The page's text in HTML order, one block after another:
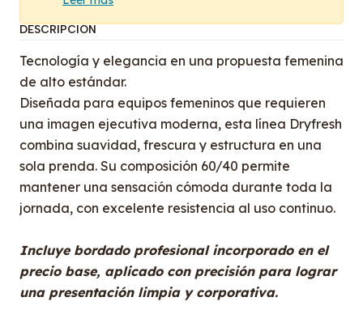
DESCRIPCIÓN
Tecnología y elegancia en una propuesta femenina
de alto estándar.
Diseñada para equipos femeninos que requieren
una imagen ejecutiva moderna, esta línea Dryfresh
combina suavidad, frescura y estructura en una
sola prenda. Su composición 60/40 permite
mantener una sensación cómoda durante toda la
jornada, con excelente resistencia al uso continuo.
Incluye bordado profesional incorporado en el
precio base, aplicado con precisión para lograr
una presentación limpia y corporativa.